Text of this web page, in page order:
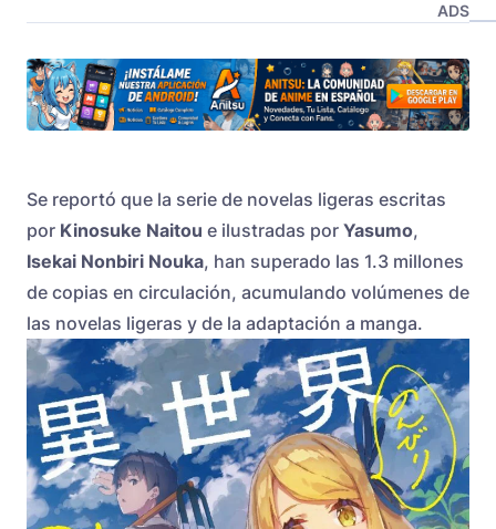
ADS
Se reportó que la serie de novelas ligeras escritas
por Kinosuke Naitou e ilustradas por Yasumo,
Isekai Nonbiri Nouka, han superado las 1.3 millones
de copias en circulación, acumulando volúmenes de
las novelas ligeras y de la adaptación a manga.